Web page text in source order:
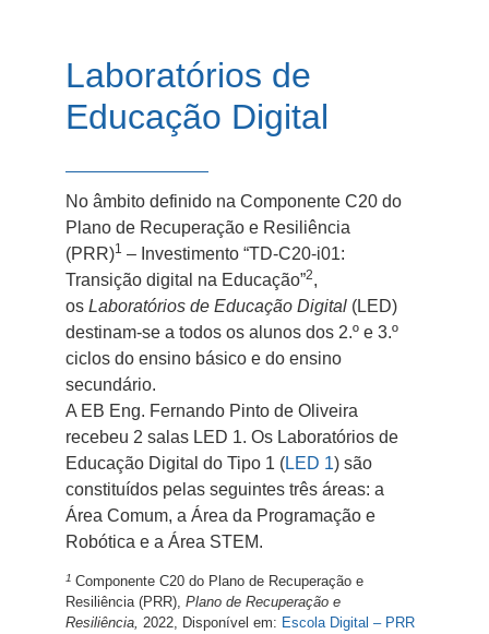
Laboratórios de
Educação Digital
No âmbito definido na Componente C20 do
Plano de Recuperação e Resiliência
(PRR)1 – Investimento “TD-C20-i01:
Transição digital na Educação”2,
os Laboratórios de Educação Digital (LED)
destinam-se a todos os alunos dos 2.º e 3.º
ciclos do ensino básico e do ensino
secundário.
A EB Eng. Fernando Pinto de Oliveira
recebeu 2 salas LED 1. Os Laboratórios de
Educação Digital do Tipo 1 (LED 1) são
constituídos pelas seguintes três áreas: a
Área Comum, a Área da Programação e
Robótica e a Área STEM.
1 Componente C20 do Plano de Recuperação e
Resiliência (PRR), Plano de Recuperação e
Resiliência, 2022, Disponível em: Escola Digital – PRR